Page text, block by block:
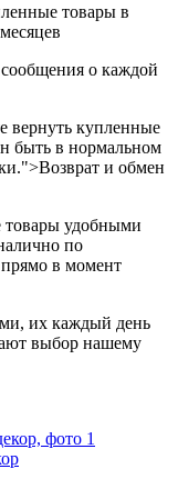
товары в
о каждой
вернуть купленные
быть в нормальном
и обмен
товары удобными
по
в момент
их каждый день
выбор нашему